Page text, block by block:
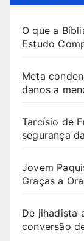
O que a
Estudo
Meta
danos a
Tarcísio de
segurança
Jovem
Graças a
De jihadista
conversão